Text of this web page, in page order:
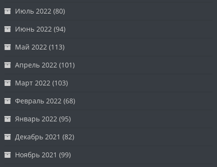
Июль 2022 (80)
Июнь 2022 (94)
Май 2022 (113)
Апрель 2022 (101)
Март 2022 (103)
Февраль 2022 (68)
Январь 2022 (95)
Декабрь 2021 (82)
Ноябрь 2021 (99)